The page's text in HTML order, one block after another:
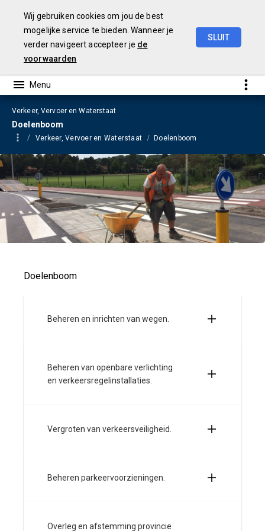
Wij gebruiken cookies om jou de best
mogelijke service te bieden. Wanneer je
verder navigeert accepteer je de
voorwaarden
SLUIT
Verkeer, Vervoer en Waterstaat
Doelenboom
Verkeer, Vervoer en Waterstaat Doelenboom
Doelenboom
Beheren en inrichten van wegen.
Beheren van openbare verlichting
en verkeersregelinstallaties.
Vergroten van verkeersveiligheid.
Beheren parkeervoorzieningen.
Overleg en afstemming provincie